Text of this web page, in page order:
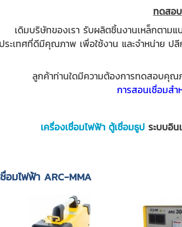
ทดสอ
เดิมบริษัทของเรา รับผลิตชิ้นงานเหล็กตามแบ
ประเทศที่ดีมีคุณภาพ เพื่อใช้งาน และจำหน่าย
ลูกค้าท่านใดมีความต้องการทดสอบคุณภ
การสอนเชื่อมสำ
เครื่องเชื่อมไฟฟ้า ตู้เชื่อมธูประบบอิน
อมไฟฟ้า ARC-MMA